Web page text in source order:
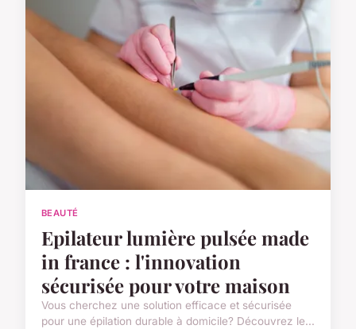
BEAUTÉ
Epilateur lumière pulsée made
in france : l'innovation
sécurisée pour votre maison
Vous cherchez une solution efficace et sécurisée
pour une épilation durable à domicile? Découvrez le...